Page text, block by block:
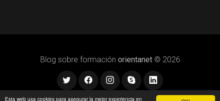
Esta web usa cookies para asegurar la mejor experiencia en
Blog sobre formación orientanet© 2026